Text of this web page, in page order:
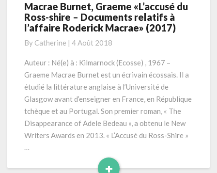
Macrae
Burnet,
Graeme
du
Ross-
–
Documents
relatifs
à
l’affaire
Roderick
Macrae Burnet, Graeme «L’accusé du
Ross-shire – Documents relatifs à
l’affaire Roderick Macrae» (2017)
By Catherine | 4 Août 2018
Auteur : Né(e) à : Kilmarnock (Ecosse) , 1967 –
Graeme Macrae Burnet est un écrivain écossais. Il a
étudié la littérature anglaise à l’Université de
Glasgow avant d’enseigner en France, en République
tchèque et au Portugal. Son premier roman, « The
Disappearance of Adele Bedeau », a obtenu le New
Writers Awards en 2013. « L’Accusé du Ross-Shire »
…
+